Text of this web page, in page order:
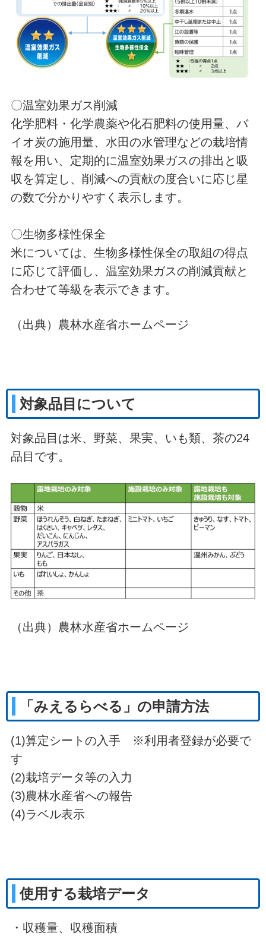
〇温室効果ガス削減
化学肥料・化学農薬や化石肥料の使用量、バ
イオ炭の施用量、水田の水管理などの栽培情
報を用い、定期的に温室効果ガスの排出と吸
収を算定し、削減への貢献の度合いに応じ星
の数で分かりやすく表示します。
〇生物多様性保全
米については、生物多様性保全の取組の得点
に応じて評価し、温室効果ガスの削減貢献と
合わせて等級を表示できます。
（出典）農林水産省ホームページ
対象品目について
対象品目は米、野菜、果実、いも類、茶の24
品目です。
（出典）農林水産省ホームページ
「みえるらべる」の申請方法
(1)算定シートの入手 ※利用者登録が必要で
す
(2)栽培データ等の入力
(3)農林水産省への報告
(4)ラベル表示
使用する栽培データ
・収穫量、収穫面積